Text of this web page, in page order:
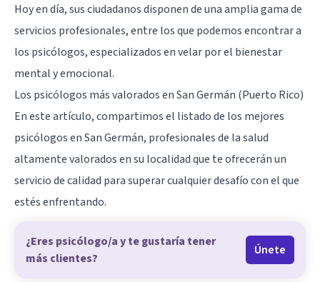
Hoy en día, sus ciudadanos disponen de una amplia gama de
servicios profesionales, entre los que podemos encontrar a
los psicólogos, especializados en velar por el bienestar
mental y emocional.
Los psicólogos más valorados en San Germán (Puerto Rico)
En este artículo, compartimos el listado de los mejores
psicólogos en San Germán, profesionales de la salud
altamente valorados en su localidad que te ofrecerán un
servicio de calidad para superar cualquier desafío con el que
estés enfrentando.
¿Eres psicólogo/a y te gustaría tener
más clientes?
Únete